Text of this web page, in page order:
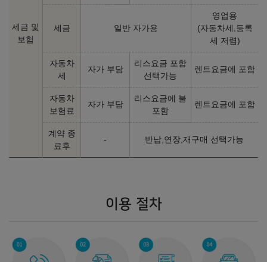
세금 및
보험
세금 일반 자가용
영업용
(자동차세,등록
세 저렴)
자동차
세
자가 부담
리스요금 포함
선택가능
렌트요금에 포함
자동차
보험료
자가 부담
리스요금에 불
포함
렌트요금에 포함
계약 종
료후
- 반납,연장,재구매 선택가능
이용 절차